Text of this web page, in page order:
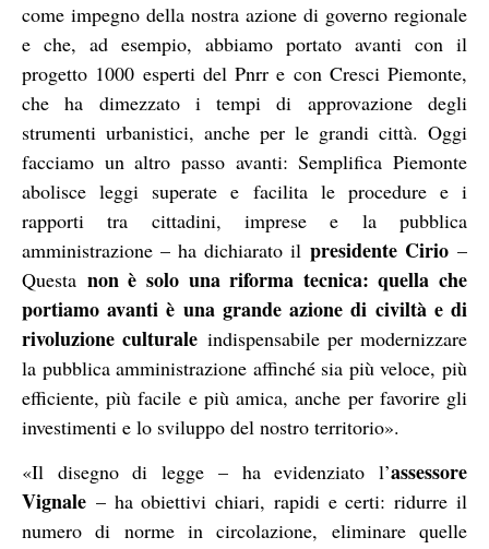
come impegno della nostra azione di governo regionale
e che, ad esempio, abbiamo portato avanti con il
progetto 1000 esperti del Pnrr e con Cresci Piemonte,
che ha dimezzato i tempi di approvazione degli
strumenti urbanistici, anche per le grandi città. Oggi
facciamo un altro passo avanti: Semplifica Piemonte
abolisce leggi superate e facilita le procedure e i
rapporti tra cittadini, imprese e la pubblica
amministrazione – ha dichiarato il presidente Cirio –
Questa non è solo una riforma tecnica: quella che
portiamo avanti è una grande azione di civiltà e di
rivoluzione culturale indispensabile per modernizzare
la pubblica amministrazione affinché sia più veloce, più
efficiente, più facile e più amica, anche per favorire gli
investimenti e lo sviluppo del nostro territorio».
«Il disegno di legge – ha evidenziato l’assessore
Vignale – ha obiettivi chiari, rapidi e certi: ridurre il
numero di norme in circolazione, eliminare quelle